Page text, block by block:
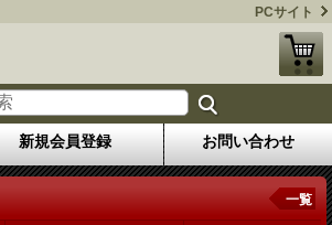
PCサイト
新規会員登録 お問い合わせ
一覧